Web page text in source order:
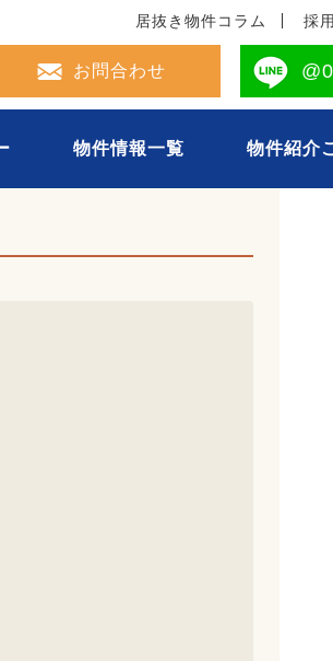
居抜き物件コラム 採
694-0493お問合わせ
物件情報一覧 物件紹介